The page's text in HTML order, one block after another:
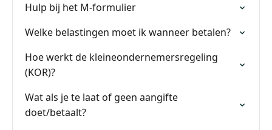
Hulp bij het M-formulier
Welke belastingen moet ik wanneer betalen?
Hoe werkt de kleineondernemersregeling
(KOR)?
Wat als je te laat of geen aangifte
doet/betaalt?